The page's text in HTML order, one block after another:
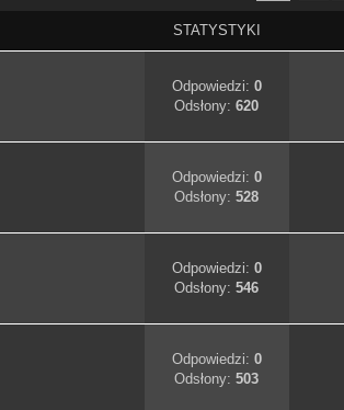
STATYSTYKI
Odpowiedzi: 0
Odsłony:620
Odpowiedzi: 0
Odsłony:528
Odpowiedzi: 0
Odsłony:546
Odpowiedzi: 0
Odsłony:503